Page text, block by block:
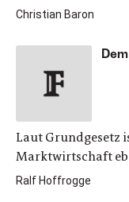
Christian Baron
Laut Grundgesetz
Marktwirtschaft
Ralf Hoffrogge